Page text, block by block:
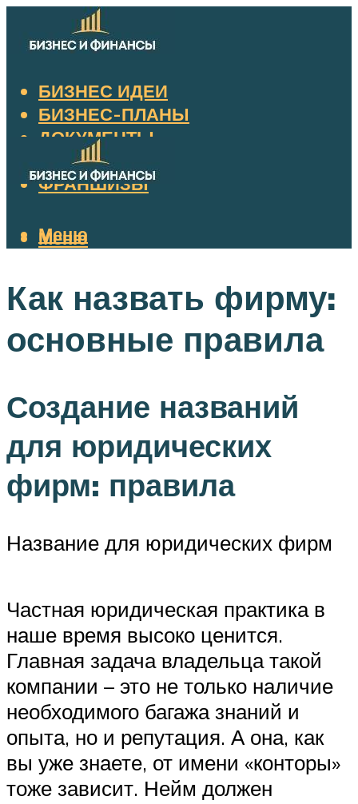
БИЗНЕС ИДЕИ
БИЗНЕС-ПЛАНЫ
ДОКУМЕНТЫ
НАЛОГИ
ФРАНШИЗЫ
Меню
Меню
Как назвать фирму:
основные правила
Создание названий
для юридических
фирм: правила
Название для юридических фирм
Частная юридическая практика в
наше время высоко ценится.
Главная задача владельца такой
компании – это не только наличие
необходимого багажа знаний и
опыта, но и репутация. А она, как
вы уже знаете, от имени «конторы»
тоже зависит. Нейм должен